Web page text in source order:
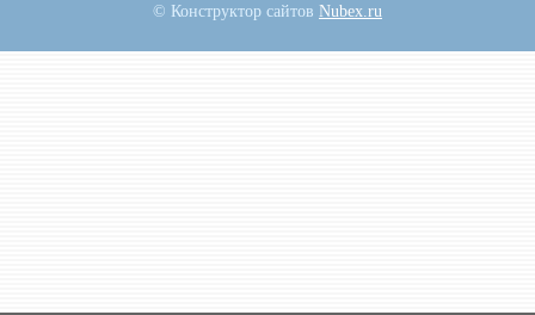
© Конструктор сайтов Nubex.ru